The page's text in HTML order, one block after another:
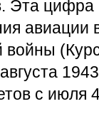
Эта цифра
авиации
войны
с июля